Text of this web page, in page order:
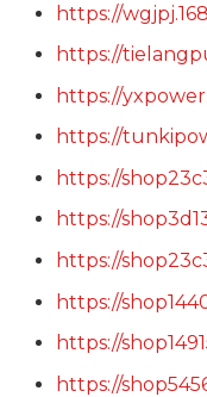
https://
https://
https://
https://
https://
https://
https://
https://
https://
https://